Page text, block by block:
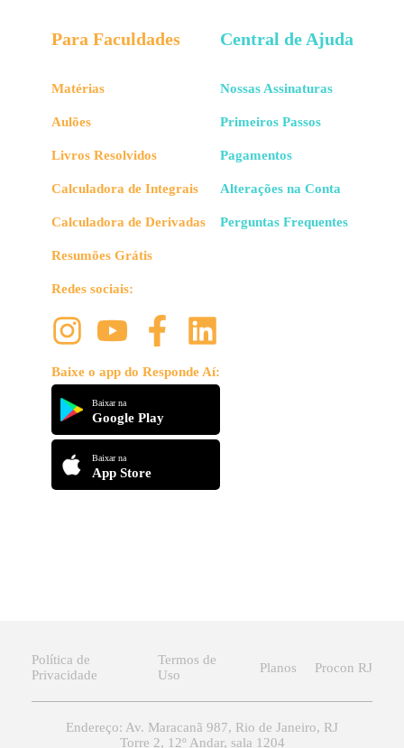
Para Faculdades
Matérias
Aulões
Livros Resolvidos
Calculadora de Integrais
Calculadora de Derivadas
Resumões Grátis
Redes sociais:
Baixe o app do Responde Aí:
Baixar na
Google Play
Baixar na
App Store
Central de Ajuda
Nossas Assinaturas
Primeiros Passos
Pagamentos
Alterações na Conta
Perguntas Frequentes
Política de
Privacidade
Termos de
Uso
Planos Procon RJ
Endereço: Av. Maracanã 987, Rio de Janeiro, RJ
Torre 2, 12º Andar, sala 1204